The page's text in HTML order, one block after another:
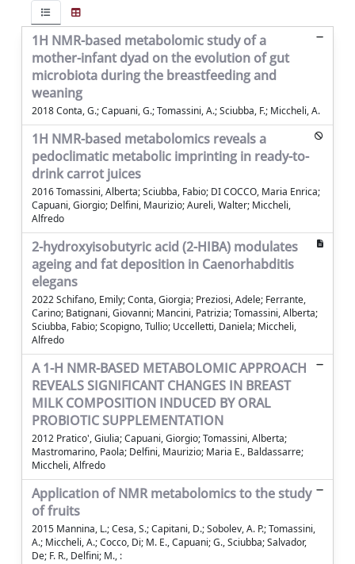
1H NMR-based metabolomic study of a
mother-infant dyad on the evolution of gut
microbiota during the breastfeeding and
weaning
2018 Conta, G.; Capuani, G.; Tomassini, A.; Sciubba, F.; Miccheli, A.
1H NMR-based metabolomics reveals a
pedoclimatic metabolic imprinting in ready-to-
drink carrot juices
2016 Tomassini, Alberta; Sciubba, Fabio; DI COCCO, Maria Enrica;
Capuani, Giorgio; Delfini, Maurizio; Aureli, Walter; Miccheli,
Alfredo
2-hydroxyisobutyric acid (2-HIBA) modulates
ageing and fat deposition in Caenorhabditis
elegans
2022 Schifano, Emily; Conta, Giorgia; Preziosi, Adele; Ferrante,
Carino; Batignani, Giovanni; Mancini, Patrizia; Tomassini, Alberta;
Sciubba, Fabio; Scopigno, Tullio; Uccelletti, Daniela; Miccheli,
Alfredo
A 1-H NMR-BASED METABOLOMIC APPROACH
REVEALS SIGNIFICANT CHANGES IN BREAST
MILK COMPOSITION INDUCED BY ORAL
PROBIOTIC SUPPLEMENTATION
2012 Pratico', Giulia; Capuani, Giorgio; Tomassini, Alberta;
Mastromarino, Paola; Delfini, Maurizio; Maria E., Baldassarre;
Miccheli, Alfredo
Application of NMR metabolomics to the study
of fruits
2015 Mannina, L.; Cesa, S.; Capitani, D.; Sobolev, A. P.; Tomassini,
A.; Miccheli, A.; Cocco, Di; M. E., Capuani; G., Sciubba; Salvador,
De; F. R., Delfini; M., :